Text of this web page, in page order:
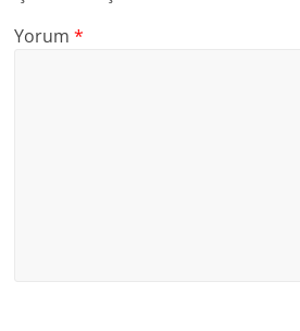
Yorum*